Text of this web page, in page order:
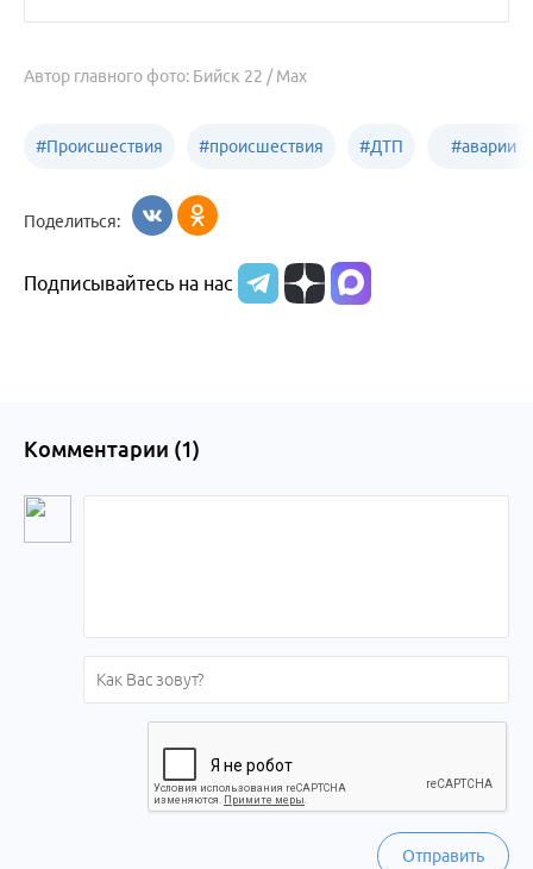
Автор главного фото: Бийск 22 / Мах
#Происшествия #происшествия
Алтайский край
#ДТП #аварии
Поделиться:
Подписывайтесь на нас
Комментарии (1)
Отправить